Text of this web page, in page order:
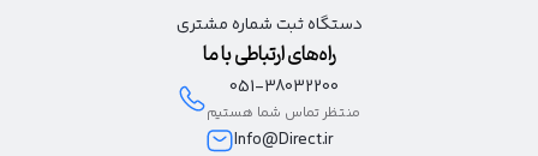
دستگاه ثبت شماره مشتری
راه‌های ارتباطی با ما
051-38032200
منتظر تماس شما هستیم
Info@Direct.ir